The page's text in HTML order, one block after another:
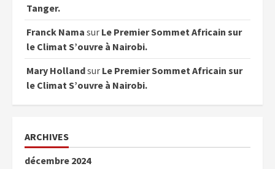
Tanger.
Franck Nama sur Le Premier Sommet Africain sur
le Climat S’ouvre à Nairobi.
Mary Hollandsur Le Premier Sommet Africain sur
le Climat S’ouvre à Nairobi.
ARCHIVES
décembre 2024